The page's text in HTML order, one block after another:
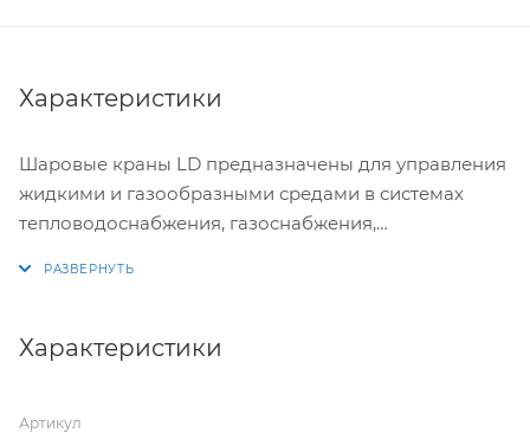
Характеристики
Шаровые краны LD предназначены для управления
жидкими и газообразными средами в системах
тепловодоснабжения, газоснабжения,
а также номинальное давление (PN) от 1,6 до 4,0
Характеристики
Артикул